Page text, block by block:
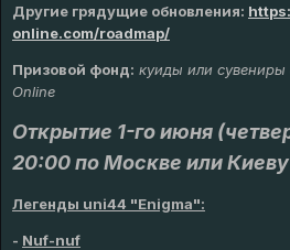
Другие грядущие обновления:
online.com/roadmap/
Призовой фонд: куиды или сувениры
Online
Открытие 1-го июня
20:00 по Москве или Киеву
Легенды uni44 "Enigma":
- Nuf-nuf